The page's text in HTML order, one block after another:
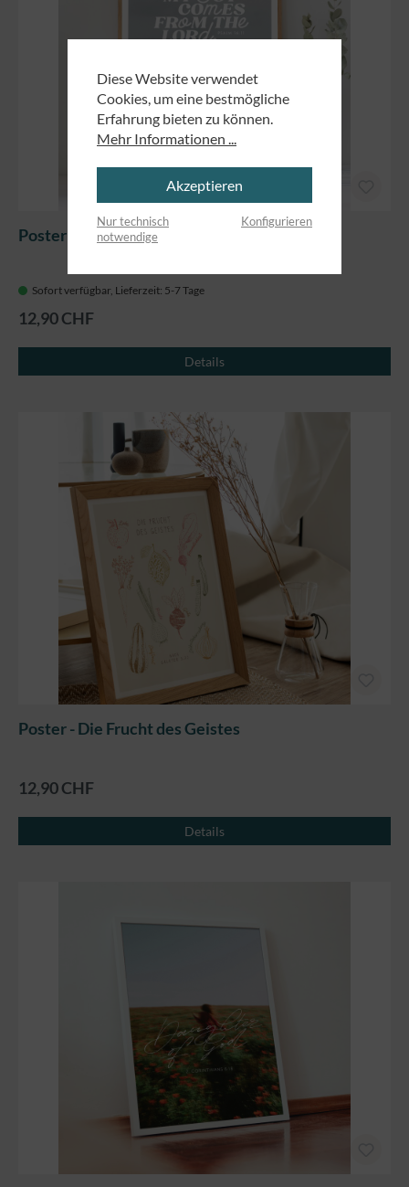
Poster - My joy comes from the Lord
Sofort verfügbar, Lieferzeit: 5-7 Tage
12,90 CHF
Details
Poster - Die Frucht des Geistes
12,90 CHF
Details
Diese Website verwendet
Cookies, um eine bestmögliche
Erfahrung bieten zu können.
Mehr Informationen ...
Akzeptieren
Nur technisch
notwendige
Konfigurieren